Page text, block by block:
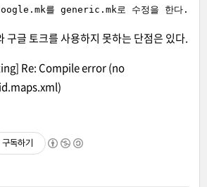
를 generic.mk로 수정을 한다.
구글 토크를 사용하지 못하는 단점은 있다.
Re: Compile error (no
구독하기